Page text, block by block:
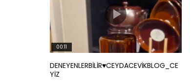
00:11
DENEYENLERBİLİR♥️CEYDACEVİKBLOG_CE
YİZ